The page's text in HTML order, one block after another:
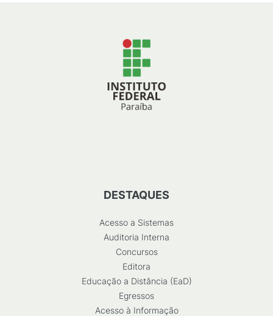
DESTAQUES
Acesso a Sistemas
Auditoria Interna
Concursos
Editora
Educação a Distância (EaD)
Egressos
Acesso à Informação